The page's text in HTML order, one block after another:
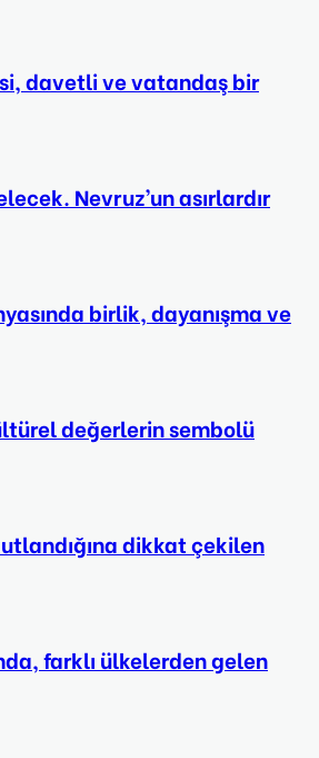
davetli ve vatandaş bir
Nevruz’un asırlardır
birlik, dayanışma ve
değerlerin sembolü
dikkat çekilen
farklı ülkelerden gelen